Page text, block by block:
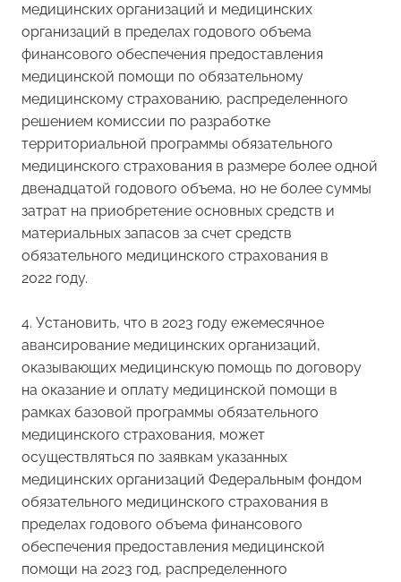
медицинских организаций и медицинских
организаций в пределах годового объема
финансового обеспечения предоставления
медицинской помощи по обязательному
медицинскому страхованию, распределенного
решением комиссии по разработке
территориальной программы обязательного
медицинского страхования в размере более одной
двенадцатой годового объема, но не более суммы
затрат на приобретение основных средств и
материальных запасов за счет средств
обязательного медицинского страхования в
2022 году.
4. Установить, что в 2023 году ежемесячное
авансирование медицинских организаций,
оказывающих медицинскую помощь по договору
на оказание и оплату медицинской помощи в
рамках базовой программы обязательного
медицинского страхования, может
осуществляться по заявкам указанных
медицинских организаций Федеральным фондом
обязательного медицинского страхования в
пределах годового объема финансового
обеспечения предоставления медицинской
помощи на 2023 год, распределенного